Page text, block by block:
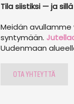
Tila siistiksi — ja
Meidän
syntymään.
Uudenmaan
OTA YHTEYTTÄ